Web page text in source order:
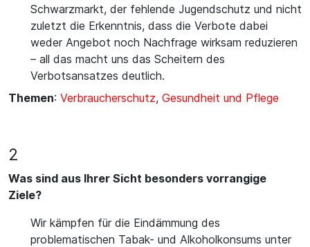
Schwarzmarkt, der fehlende Jugendschutz und nicht
zuletzt die Erkenntnis, dass die Verbote dabei
weder Angebot noch Nachfrage wirksam reduzieren
– all das macht uns das Scheitern des
Verbotsansatzes deutlich.
Themen: Verbraucherschutz, Gesundheit und Pflege
2
Was sind aus Ihrer Sicht besonders vorrangige
Ziele?
Wir kämpfen für die Eindämmung des
problematischen Tabak- und Alkoholkonsums unter